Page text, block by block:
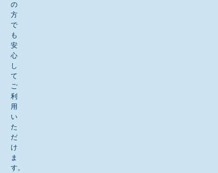
の
方
で
も
安
心
し
て
ご
利
用
い
た
だ
け
ま
す。